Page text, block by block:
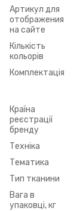
Артикул для
отображения
на сайте
Кількість
кольорів
Комплектація
Країна
реєстрації
бренду
Техніка
Тематика
Тип тканини
Вага в
упаковці, кг